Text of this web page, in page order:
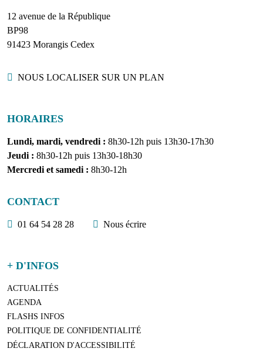
12 avenue de la République
BP98
91423 Morangis Cedex
Localisation
NOUS LOCALISER SUR UN PLAN
HORAIRES
Lundi, mardi, vendredi : 8h30-12h puis 13h30-17h30
Jeudi : 8h30-12h puis 13h30-18h30
Mercredi et samedi : 8h30-12h
CONTACT
01 64 54 28 28 Nous écrire
+ D'INFOS
ACTUALITÉS
AGENDA
FLASHS INFOS
POLITIQUE DE CONFIDENTIALITÉ
DÉCLARATION D'ACCESSIBILITÉ